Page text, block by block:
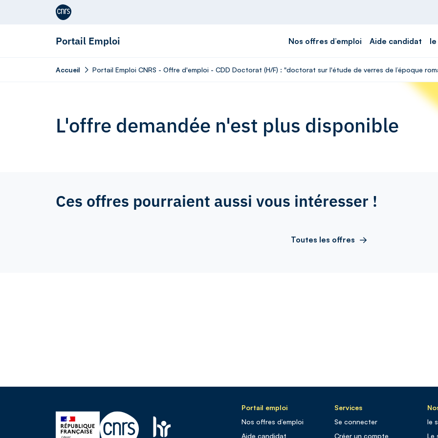
Aller au contenu
Portail Emploi Nos offres d’emploi Aide candidat
Accueil Portail Emploi CNRS - Offre d'emploi - CDD Doctorat (H/F) : "doctorat sur l'étude de verres de l’époque
L'offre demandée n'est plus disponible
Ces offres pourraient aussi vous intéresser !
Toutes les offres
Portail emploi
Nos offres d’emploi
Aide candidat
Services
Se connecter
Créer un compte
le
Le